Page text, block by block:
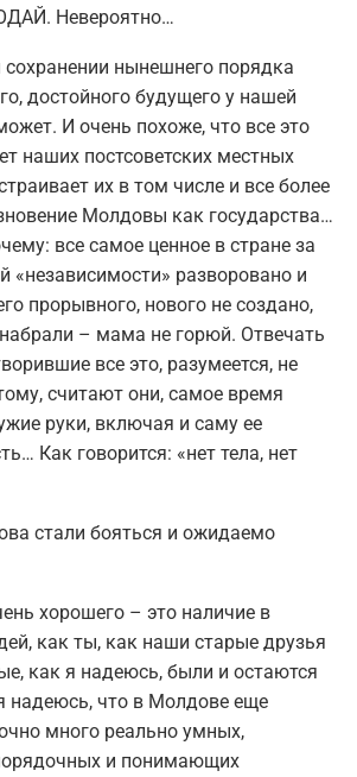
Невероятно…
сохранении нынешнего порядка
достойного будущего у нашей
И очень похоже, что все это
наших постсоветских местных
их в том числе и все более
Молдовы как государства…
все самое ценное в стране за
«независимости» разворовано и
прорывного, нового не создано,
– мама не горюй. Отвечать
все это, разумеется, не
считают они, самое время
руки, включая и саму ее
Как говорится: «нет тела, нет
стали бояться и ожидаемо
хорошего – это наличие в
как ты, как наши старые друзья
как я надеюсь, были и остаются
что в Молдове еще
много реально умных,
и понимающих